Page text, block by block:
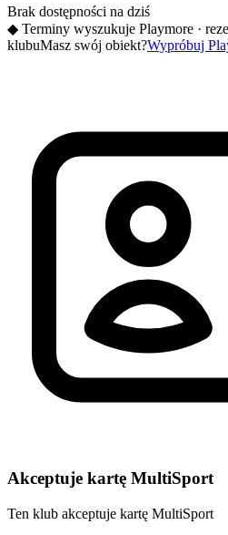
Brak dostępności na dziś
◆ Terminy wyszukuje Playmore ·
klubuMasz swój obiekt?Wypróbuj
Akceptuje kartę MultiSport
Ten klub akceptuje kartę MultiSport